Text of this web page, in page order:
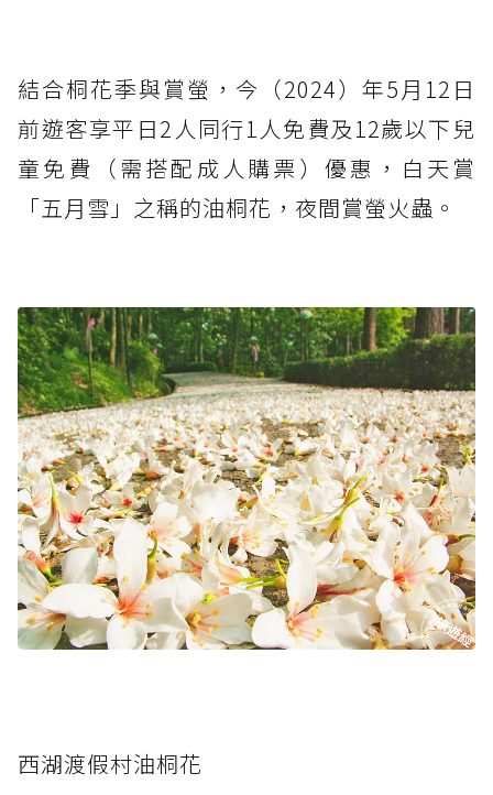
結合桐花季與賞螢，今（2024）年5月12日
前遊客享平日2人同行1人免費及12歲以下兒
童免費（需搭配成人購票）優惠，白天賞
「五月雪」之稱的油桐花，夜間賞螢火蟲。
西湖渡假村油桐花